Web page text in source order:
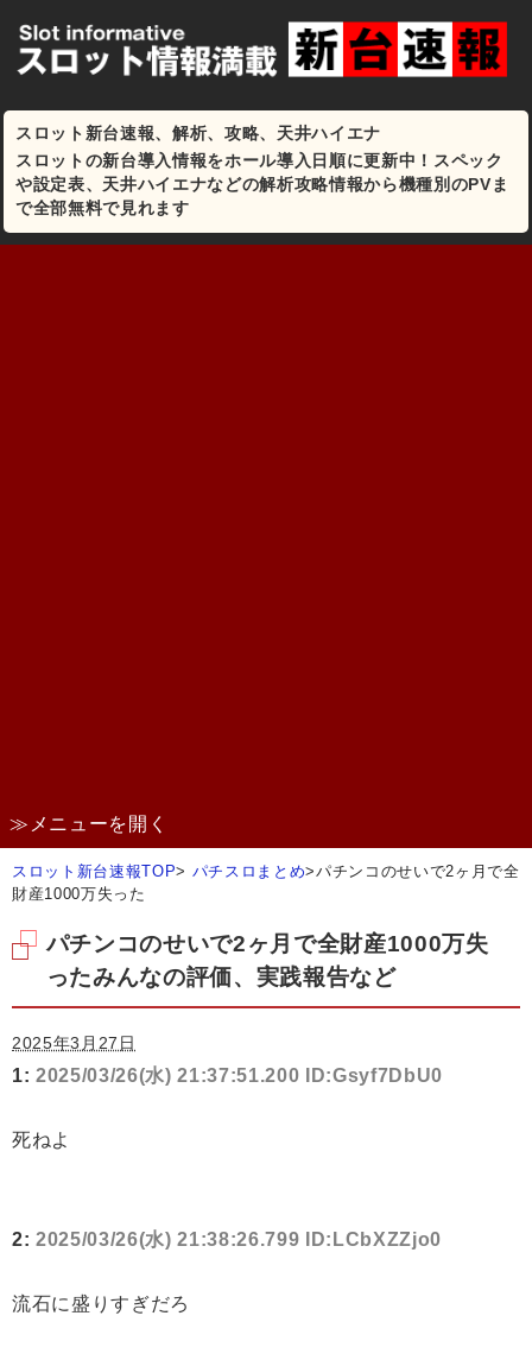
スロット新台速報、解析、攻略、天井ハイエナ
スロットの新台導入情報をホール導入日順に更新中！スペック
や設定表、天井ハイエナなどの解析攻略情報から機種別のPVま
で全部無料で見れます
≫メニューを開く
スロット新台速報TOP> パチスロまとめ>パチンコのせいで2ヶ月で全
財産1000万失った
パチンコのせいで2ヶ月で全財産1000万失
ったみんなの評価、実践報告など
2025年3月27日
1: 2025/03/26(水) 21:37:51.200 ID:Gsyf7DbU0
死ねよ
2: 2025/03/26(水) 21:38:26.799 ID:LCbXZZjo0
流石に盛りすぎだろ